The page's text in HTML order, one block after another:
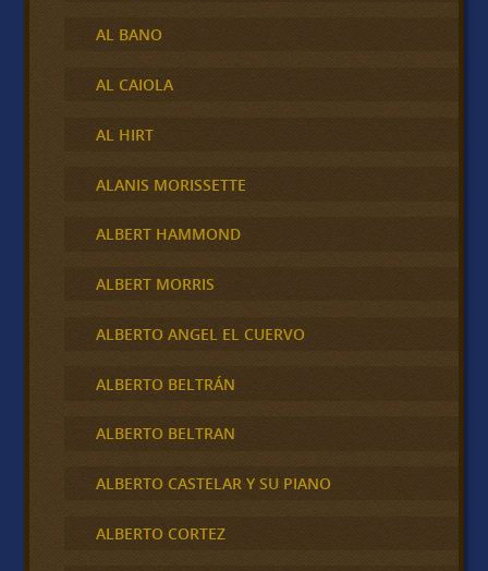
AL BANO
AL CAIOLA
AL HIRT
ALANIS MORISSETTE
ALBERT HAMMOND
ALBERT MORRIS
ALBERTO ANGEL EL CUERVO
ALBERTO BELTRÁN
ALBERTO BELTRAN
ALBERTO CASTELAR Y SU PIANO
ALBERTO CORTEZ